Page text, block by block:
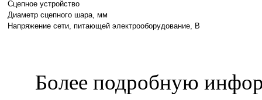
Сцепное устройство
Диаметр сцепного шара, мм
Напряжение сети, питающей электрооборудование, В
Более подробную